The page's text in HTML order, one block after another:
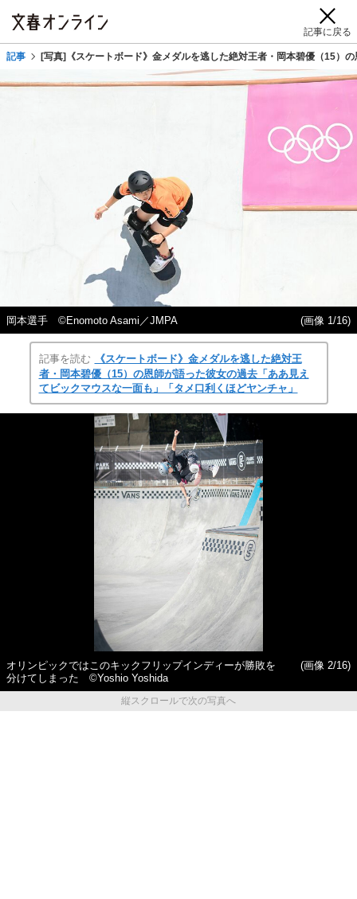
記事に戻る
記事 [写真]《スケートボード》金メダルを逃した絶対王者・岡本碧優（15）
岡本選手 ©︎Enomoto Asami／JMPA (画像 1/16)
記事を読む
《スケートボード》金メダルを逃した絶対王
者・岡本碧優（15）の恩師が語った彼女の過去「ああ見え
てビックマウスな一面も」「タメ口利くほどヤンチャ」
オリンピックではこのキックフリップインディーが勝敗を
分けてしまった ©Yoshio Yoshida
(画像 2/16)
縦スクロールで次の写真へ